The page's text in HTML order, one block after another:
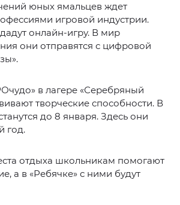
юных ямальцев ждет
игровой индустрии.
онлайн-игру. В мир
они отправятся с цифровой
в лагере «Серебряный
творческие способности. В
до 8 января. Здесь они
год.
отдыха школьникам помогают
а в «Ребячке» с ними будут